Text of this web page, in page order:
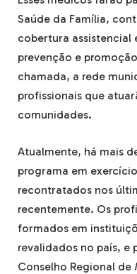
Saúde da Família,
cobertura assistencial
prevenção e
chamada, a rede
profissionais que
comunidades.
Atualmente, há mais
programa em
recontratados nos
recentemente. Os
formados em
revalidados no país, e
Conselho Regional de